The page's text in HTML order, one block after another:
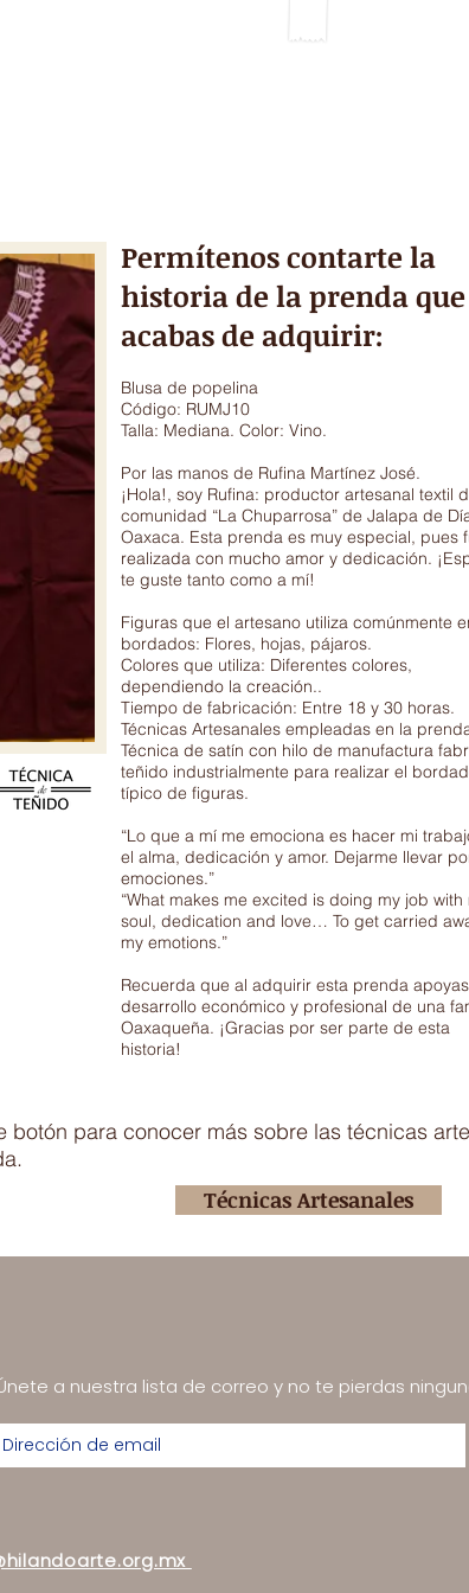
Blusa de popelina
Código: RUMJ10
Talla: Mediana. Color: Vino.
Por las manos de Rufina Martínez José.
¡Hola!, soy Rufina: productor artesanal textil
comunidad “La Chuparrosa” de Jalapa de
Oaxaca. Esta prenda es muy especial, pues
realizada con mucho amor y dedicación.
te guste tanto como a mí!
Figuras que el artesano utiliza comúnmente
bordados: Flores, hojas, pájaros.
Colores que utiliza: Diferentes colores,
dependiendo la creación..
Tiempo de fabricación: Entre 18 y 30 horas.
Técnicas Artesanales empleadas en la
Técnica de satín con hilo de manufactura
teñido industrialmente para realizar el
típico de figuras.
“Lo que a mí me emociona es hacer mi
el alma, dedicación y amor. Dejarme llevar
emociones.”
“What makes me excited is doing my job with
soul, dedication and love… To get carried
my emotions.”
Recuerda que al adquirir esta prenda
desarrollo económico y profesional de una
Oaxaqueña. ¡Gracias por ser parte de esta
historia!
Permítenos contarte la
historia de la prenda que
acabas de adquirir:
botón para conocer más sobre las técnicas
Técnicas Artesanales
a nuestra lista de correo y no te pierdas